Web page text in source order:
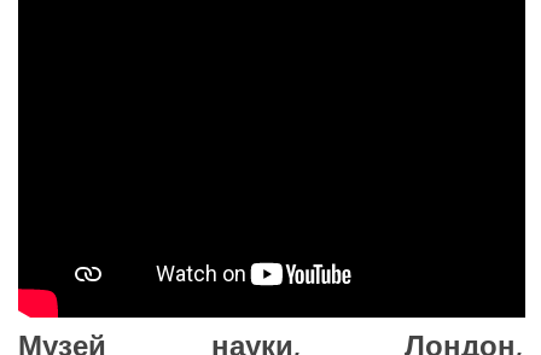
Музей науки, Лондон,